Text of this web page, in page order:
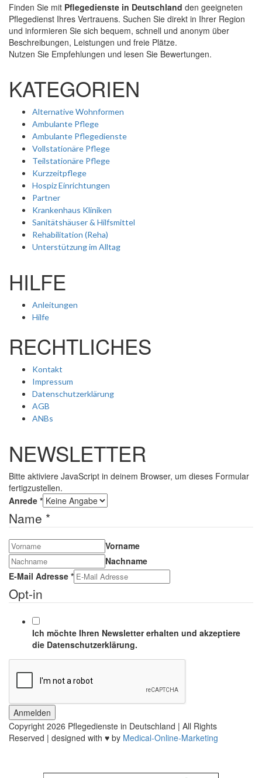
Finden Sie mit Pflegedienste in Deutschland den geeigneten
Pflegedienst Ihres Vertrauens. Suchen Sie direkt in Ihrer Region
und informieren Sie sich bequem, schnell und anonym über
Beschreibungen, Leistungen und freie Plätze.
Nutzen Sie Empfehlungen und lesen Sie Bewertungen.
KATEGORIEN
Alternative Wohnformen
Ambulante Pflege
Ambulante Pflegedienste
Vollstationäre Pflege
Teilstationäre Pflege
Kurzzeitpflege
Hospiz Einrichtungen
Partner
Krankenhaus Kliniken
Sanitätshäuser & Hilfsmittel
Rehabilitation (Reha)
Unterstützung im Alltag
HILFE
Anleitungen
Hilfe
RECHTLICHES
Kontakt
Impressum
Datenschutzerklärung
AGB
ANBs
NEWSLETTER
Bitte aktiviere JavaScript in deinem Browser, um dieses Formular
fertigzustellen.
Anrede *
Name *
Vorname
Nachname
E-Mail Adresse *
Opt-in
Ich möchte Ihren Newsletter erhalten und akzeptiere
die Datenschutzerklärung.
Anmelden
Copyright 2026 Pflegedienste in Deutschland | All Rights
Reserved | designed with ♥ by Medical-Online-Marketing